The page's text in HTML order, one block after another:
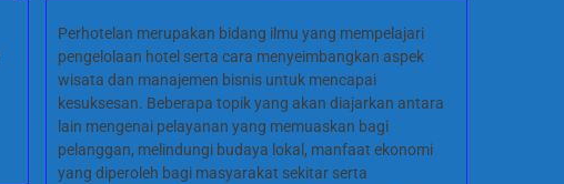
Perhotelan merupakan bidang ilmu yang mempelajari
pengelolaan hotel serta cara menyeimbangkan aspek
wisata dan manajemen bisnis untuk mencapai
kesuksesan. Beberapa topik yang akan diajarkan antara
lain mengenai pelayanan yang memuaskan bagi
pelanggan, melindungi budaya lokal, manfaat ekonomi
yang diperoleh bagi masyarakat sekitar serta